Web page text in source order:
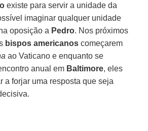
existe para servir a unidade da
imaginar qualquer unidade
oposição a Pedro. Nos próximos
bispos americanos começarem
ao Vaticano e enquanto se
anual em Baltimore, eles
a forjar uma resposta que seja